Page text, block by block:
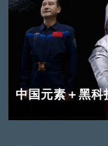
中国元素＋黑